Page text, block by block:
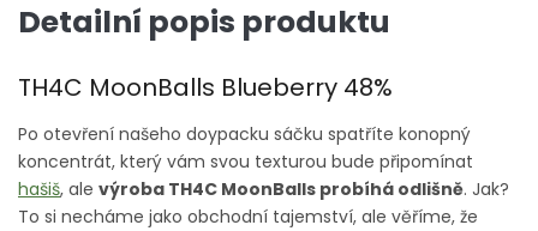
Detailní popis produktu
TH4C MoonBalls Blueberry 48%
Po otevření našeho doypacku sáčku spatříte konopný
koncentrát, který vám svou texturou bude připomínat
hašiš, ale výroba TH4C MoonBalls probíhá odlišně. Jak?
To si necháme jako obchodní tajemství, ale věříme, že